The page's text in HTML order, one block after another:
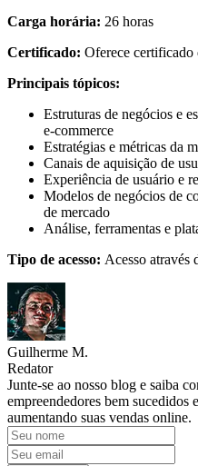
Carga horária: 26 horas
Certificado: Oferece certificado
Principais tópicos:
Estruturas de negócios e
e-commerce
Estratégias e métricas da
Canais de aquisição de
Experiência de usuário e
Modelos de negócios de
de mercado
Análise, ferramentas e
Tipo de acesso: Acesso
Guilherme M.
Redator
Junte-se ao nosso blog e saiba
empreendedores bem sucedidos
aumentando suas vendas online.